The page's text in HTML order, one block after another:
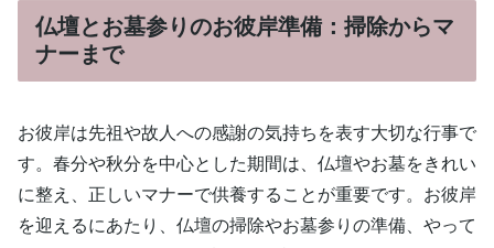
仏壇とお墓参りのお彼岸準備：掃除からマ
ナーまで
お彼岸は先祖や故人への感謝の気持ちを表す大切な行事で
す。春分や秋分を中心とした期間は、仏壇やお墓をきれい
に整え、正しいマナーで供養することが重要です。お彼岸
を迎えるにあたり、仏壇の掃除やお墓参りの準備、やって